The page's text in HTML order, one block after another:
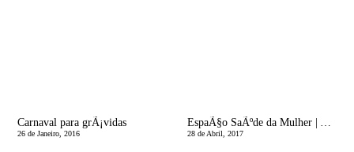
Carnaval para grÃ¡vidas
26 de Janeiro, 2016
EspaÃ§o SaÃºde da Mulher | Azia?! VÃ¡rias Vezes!
28 de Abril, 2017